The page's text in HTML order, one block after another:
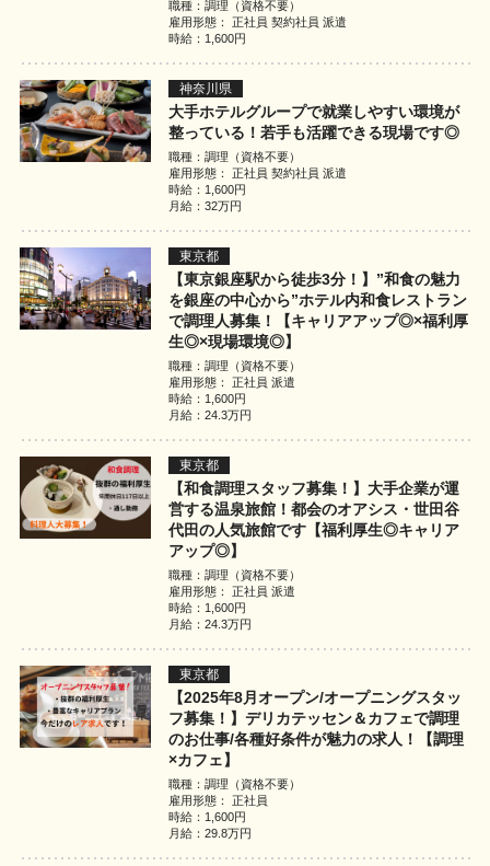
職種：調理（資格不要）
雇用形態： 正社員 契約社員 派遣
時給：1,600円
神奈川県
大手ホテルグループで就業しやすい環境が
整っている！若手も活躍できる現場です◎
職種：調理（資格不要）
雇用形態： 正社員 契約社員 派遣
時給：1,600円
月給：32万円
東京都
【東京銀座駅から徒歩3分！】”和食の魅力
を銀座の中心から”ホテル内和食レストラン
で調理人募集！【キャリアアップ◎×福利厚
生◎×現場環境◎】
職種：調理（資格不要）
雇用形態： 正社員 派遣
時給：1,600円
月給：24.3万円
東京都
【和食調理スタッフ募集！】大手企業が運
営する温泉旅館！都会のオアシス・世田谷
代田の人気旅館です【福利厚生◎キャリア
アップ◎】
職種：調理（資格不要）
雇用形態： 正社員 派遣
時給：1,600円
月給：24.3万円
東京都
【2025年8月オープン/オープニングスタッ
フ募集！】デリカテッセン＆カフェで調理
のお仕事/各種好条件が魅力の求人！【調理
×カフェ】
職種：調理（資格不要）
雇用形態： 正社員
時給：1,600円
月給：29.8万円